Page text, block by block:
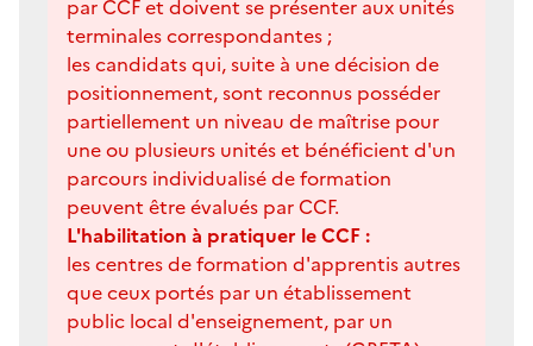
par CCF et doivent se présenter aux unités
terminales correspondantes ;
les candidats qui, suite à une décision de
positionnement, sont reconnus posséder
partiellement un niveau de maîtrise pour
une ou plusieurs unités et bénéficient d'un
parcours individualisé de formation
peuvent être évalués par CCF.
L'habilitation à pratiquer le CCF :
les centres de formation d'apprentis autres
que ceux portés par un établissement
public local d'enseignement, par un